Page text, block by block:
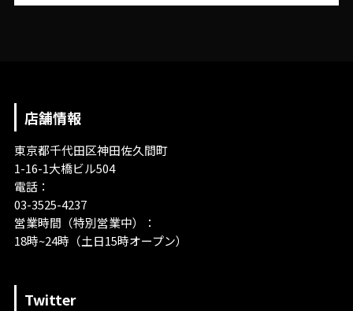
店舗情報
東京都千代田区神田佐久間町
1-16-1大橋ビル504
電話：
03-3525-4237
営業時間（特別営業中）：
18時~24時（土日15時オープン）
Twitter